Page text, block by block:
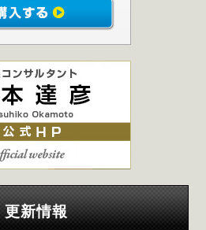
更新情報